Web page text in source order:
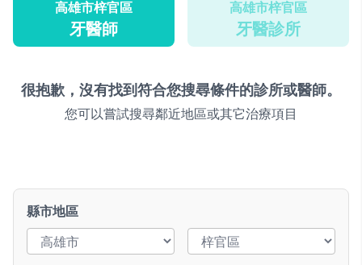
高雄市梓官區
牙醫師
高雄市梓官區
牙醫診所
很抱歉，沒有找到符合您搜尋條件的診所或醫師。
您可以嘗試搜尋鄰近地區或其它治療項目
縣市地區